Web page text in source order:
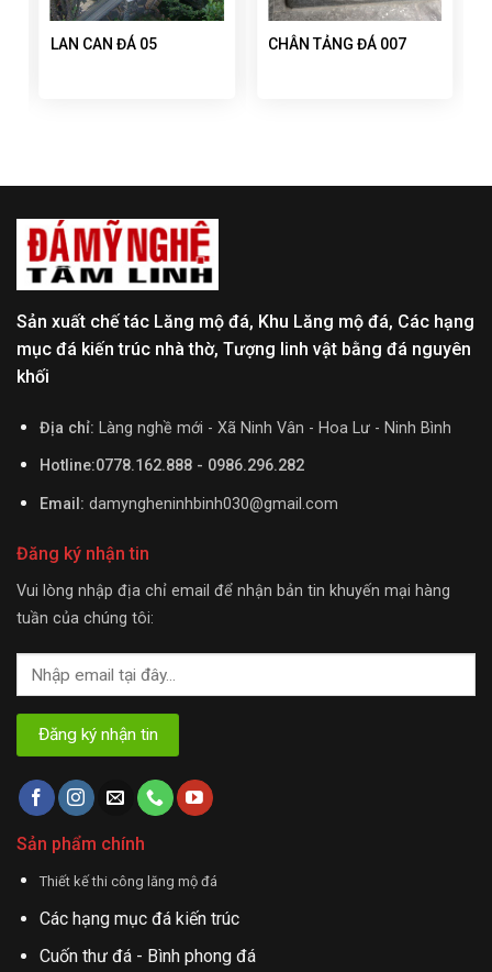
LAN CAN ĐÁ 05 CHÂN TẢNG ĐÁ 007
Sản xuất chế tác Lăng mộ đá, Khu Lăng mộ đá, Các hạng
mục đá kiến trúc nhà thờ, Tượng linh vật bằng đá nguyên
khối
Địa chỉ: Làng nghề mới - Xã Ninh Vân - Hoa Lư - Ninh Bình
Hotline:0778.162.888 - 0986.296.282
Email: damyngheninhbinh030@gmail.com
Đăng ký nhận tin
Vui lòng nhập địa chỉ email để nhận bản tin khuyến mại hàng
tuần của chúng tôi:
Sản phẩm chính
Thiết kế thi công lăng mộ đá
Các hạng mục đá kiến trúc
Cuốn thư đá - Bình phong đá